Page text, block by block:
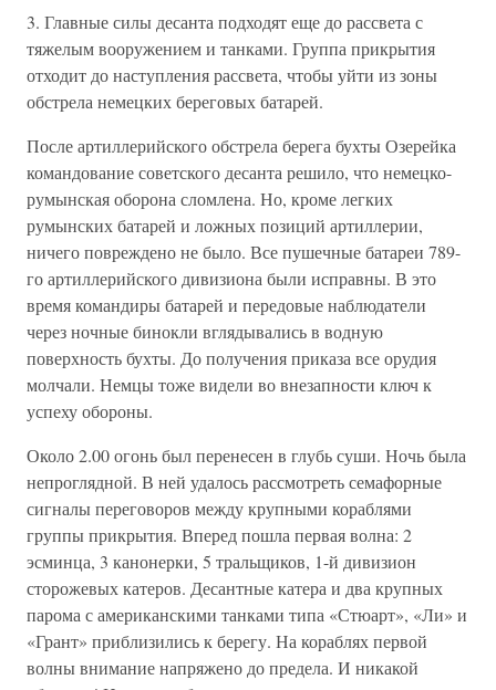
3. Главные силы десанта подходят еще до рассвета с
тяжелым вооружением и танками. Группа прикрытия
отходит до наступления рассвета, чтобы уйти из зоны
обстрела немецких береговых батарей.
После артиллерийского обстрела берега бухты Озерейка
командование советского десанта решило, что немецко-
румынская оборона сломлена. Но, кроме легких
румынских батарей и ложных позиций артиллерии,
ничего повреждено не было. Все пушечные батареи 789-
го артиллерийского дивизиона были исправны. В это
время командиры батарей и передовые наблюдатели
через ночные бинокли вглядывались в водную
поверхность бухты. До получения приказа все орудия
молчали. Немцы тоже видели во внезапности ключ к
успеху обороны.
Около 2.00 огонь был перенесен в глубь суши. Ночь была
непроглядной. В ней удалось рассмотреть семафорные
сигналы переговоров между крупными кораблями
группы прикрытия. Вперед пошла первая волна: 2
эсминца, 3 канонерки, 5 тральщиков, 1-й дивизион
сторожевых катеров. Десантные катера и два крупных
парома с американскими танками типа «Стюарт», «Ли» и
«Грант» приблизились к берегу. На кораблях первой
волны внимание напряжено до предела. И никакой